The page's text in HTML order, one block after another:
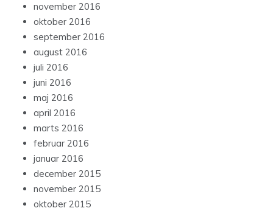
november 2016
oktober 2016
september 2016
august 2016
juli 2016
juni 2016
maj 2016
april 2016
marts 2016
februar 2016
januar 2016
december 2015
november 2015
oktober 2015